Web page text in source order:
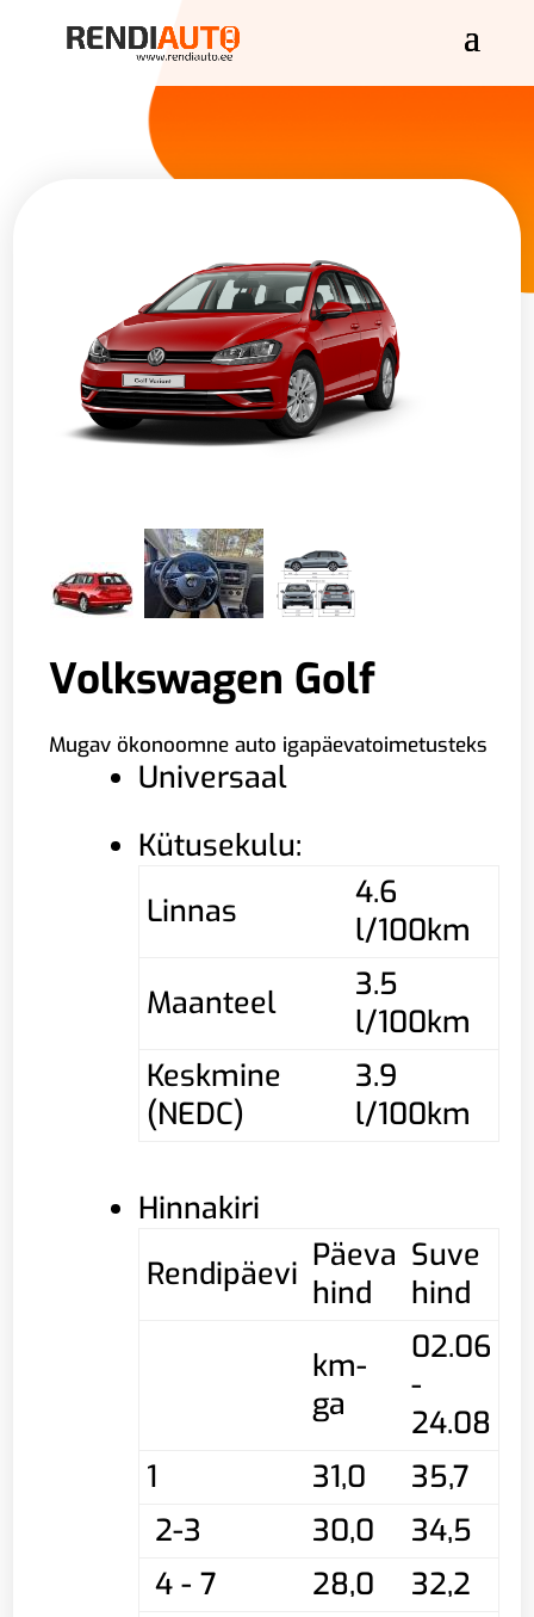
Volkswagen Golf
Mugav ökonoomne auto igapäevatoimetusteks
Universaal
Kütusekulu:
Linnas
4.6
l/100km
Maanteel
3.5
l/100km
Keskmine
(NEDC)
3.9
l/100km
Hinnakiri
Rendipäevi Päeva
hind
Suve
hind
km-
ga
02.06
-
24.08
1
31,0
35,7
2-3
30,0
34,5
4 - 7
28,0
32,2